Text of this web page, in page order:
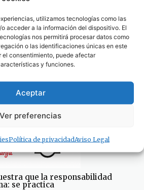
utilizamos tecnologías como las
acceder a la información del dispositivo. El
nos permitirá procesar datos como
o las identificaciones únicas en este
el consentimiento, puede afectar
y funciones.
Aceptar
Ver preferencias
Política de privacidadAviso Legal
tras la muerte de una perra
que la responsabilidad
se practica